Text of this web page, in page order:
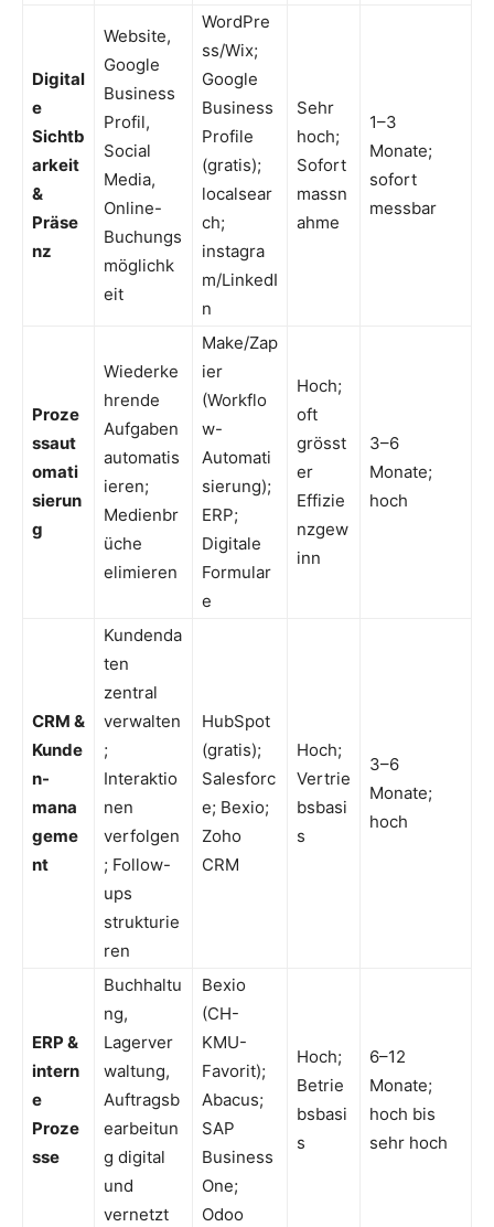
Digital
e
Sichtb
arkeit
&
Präse
nz
Website,
Google
Business
Profil,
Social
Media,
Online-
Buchungs
möglichk
eit
WordPre
ss/Wix;
Google
Business
Profile
(gratis);
localsear
ch;
instagra
m/LinkedI
n
Sehr
hoch;
Sofort
massn
ahme
1–3
Monate;
sofort
messbar
Proze
ssaut
omati
sierun
g
Wiederke
hrende
Aufgaben
automatis
ieren;
Medienbr
üche
elimieren
Make/Zap
ier
(Workflo
w-
Automati
sierung);
ERP;
Digitale
Formular
e
Hoch;
oft
grösst
er
Effizie
nzgew
inn
3–6
Monate;
hoch
CRM &
Kunde
n-
mana
geme
nt
Kundenda
ten
zentral
verwalten
;
Interaktio
nen
verfolgen
; Follow-
ups
strukturie
ren
HubSpot
(gratis);
Salesforc
e; Bexio;
Zoho
CRM
Hoch;
Vertrie
bsbasi
s
3–6
Monate;
hoch
ERP &
intern
e
Proze
sse
Buchhaltu
ng,
Lagerver
waltung,
Auftragsb
earbeitun
g digital
und
vernetzt
Bexio
(CH-
KMU-
Favorit);
Abacus;
SAP
Business
One;
Odoo
Hoch;
Betrie
bsbasi
s
6–12
Monate;
hoch bis
sehr hoch